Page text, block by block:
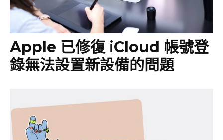
Apple 已修復 iCloud 帳號登
錄無法設置新設備的問題